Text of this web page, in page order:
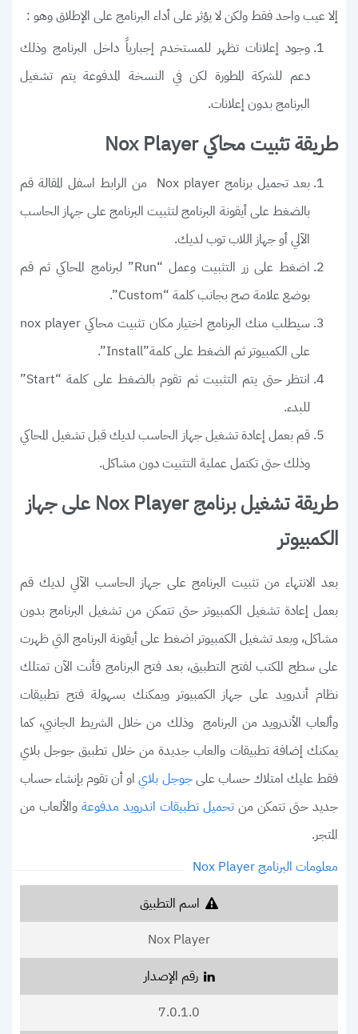
إلا عيب واحد فقط ولكن لا يؤثر على أداء البرنامج على الإطلاق وهو :
وجود إعلانات تظهر للمستخدم إجبارياً داخل البرنامج وذلك
دعم للشركة المطورة لكن في النسخة المدفوعة يتم تشغيل
البرنامج بدون إعلانات.
طريقة تثبيت محاكي Nox Player
بعد تحميل برنامج Nox player من الرابط اسفل المقالة قم
بالضغط على أيقونة البرنامج لتثبيت البرنامج على جهاز الحاسب
الآلي أو جهاز اللاب توب لديك.
اضغط على زر التثبيت وعمل “Run” لبرنامج المحاكي ثم قم
بوضع علامة صح بجانب كلمة “Custom”.
سيطلب منك البرنامج اختيار مكان تثبيت محاكي nox player
على الكمبيوتر ثم الضغط على كلمة”Install”.
انتظر حتى يتم التثبيت ثم تقوم بالضغط على كلمة “Start”
للبدء.
قم بعمل إعادة تشغيل جهاز الحاسب لديك قبل تشغيل المحاكي
وذلك حتى تكتمل عملية التثبيت دون مشاكل.
طريقة تشغيل برنامج Nox Player على جهاز
الكمبيوتر
بعد الانتهاء من تثبيت البرنامج على جهاز الحاسب الآلي لديك قم
بعمل إعادة تشغيل الكمبيوتر حتى تتمكن من تشغيل البرنامج بدون
مشاكل، وبعد تشغيل الكمبيوتر اضغط على أيقونة البرنامج التي ظهرت
على سطح المكتب لفتح التطبيق، بعد فتح البرنامج فأنت الآن تمتلك
نظام أندرويد على جهاز الكمبيوتر ويمكنك بسهولة فتح تطبيقات
وألعاب الأندرويد من البرنامج وذلك من خلال الشريط الجانبي، كما
يمكنك إضافة تطبيقات والعاب جديدة من خلال تطبيق جوجل بلاي
فقط عليك امتلاك حساب علىجوجل بلاياو أن تقوم بإنشاء حساب
جديد حتى تتمكن من تحميل تطبيقات اندرويد مدفوعة والألعاب من
المتجر.
معلومات البرنامج Nox Player
اسم التطبيق
Nox Player
رقم الإصدار
7.0.1.0